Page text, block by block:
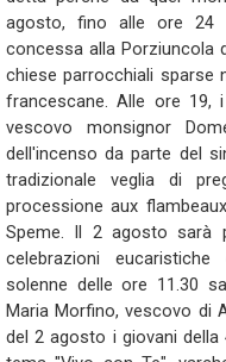
agosto, fino alle ore 24
concessa alla Porziuncola
chiese parrocchiali sparse
francescane. Alle ore 19,
vescovo monsignor
dell'incenso da parte del
tradizionale veglia di
processione aux
Speme. Il 2 agosto sarà
celebrazioni eucaristiche
solenne delle ore 11.30
Maria Morfino, vescovo di
del 2 agosto i giovani